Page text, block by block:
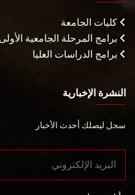
كليات الجامعة
برامج المرحلة الجامعية الأولى
برامج الدراسات العليا
النشرة الإخبارية
سجل ليصلك أحدث الأخبار